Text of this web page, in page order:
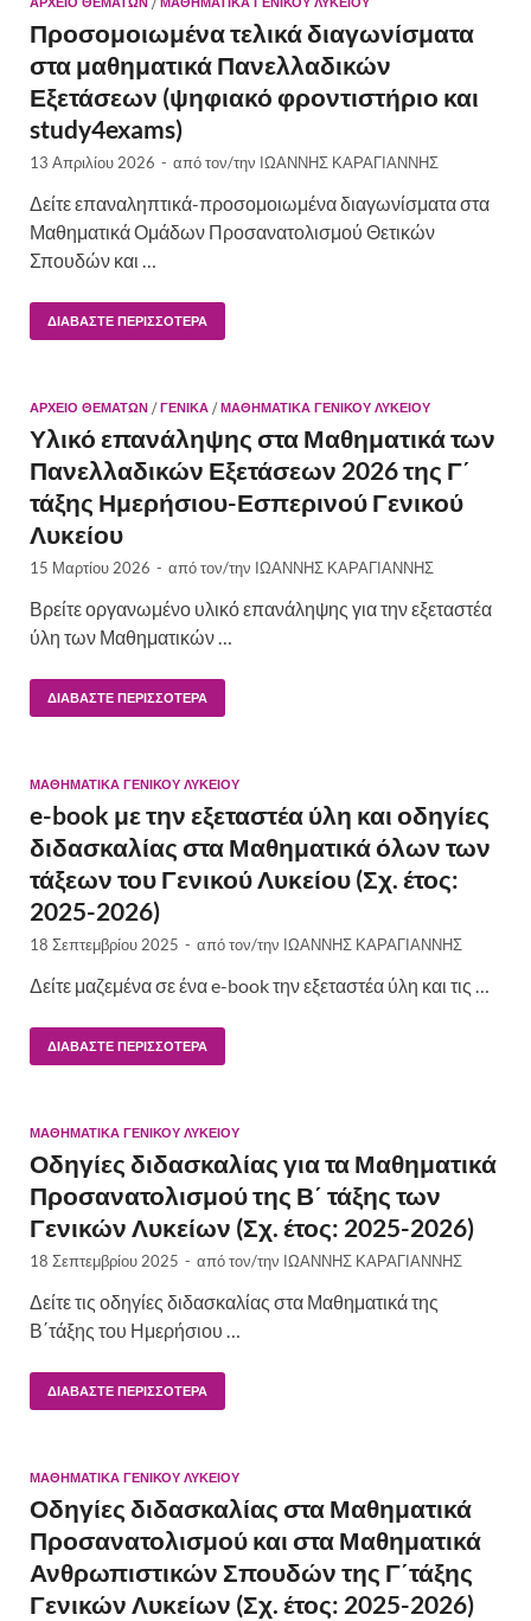
Προσομοιωμένα τελικά διαγωνίσματα
στα μαθηματικά Πανελλαδικών
Εξετάσεων (ψηφιακό φροντιστήριο και
study4exams)
13 Απριλίου 2026 - από τον/την ΙΩΑΝΝΗΣ ΚΑΡΑΓΙΑΝΝΗΣ
Δείτε επαναληπτικά-προσομοιωμένα διαγωνίσματα στα
Μαθηματικά Ομάδων Προσανατολισμού Θετικών
Σπουδών και …
ΔΙΑΒΆΣΤΕ ΠΕΡΙΣΣΌΤΕΡΑ
ΑΡΧΕΙΟ ΘΕΜΑΤΩΝ /ΓΕΝΙΚΆ /ΜΑΘΗΜΑΤΙΚΆ ΓΕΝΙΚΟΎ ΛΥΚΕΊΟΥ
Υλικό επανάληψης στα Μαθηματικά των
Πανελλαδικών Εξετάσεων 2026 της Γ΄
τάξης Ημερήσιου-Εσπερινού Γενικού
Λυκείου
15 Μαρτίου 2026 - από τον/την ΙΩΑΝΝΗΣ ΚΑΡΑΓΙΑΝΝΗΣ
Βρείτε οργανωμένο υλικό επανάληψης για την εξεταστέα
ύλη των Μαθηματικών …
ΔΙΑΒΆΣΤΕ ΠΕΡΙΣΣΌΤΕΡΑ
ΜΑΘΗΜΑΤΙΚΆ ΓΕΝΙΚΟΎ ΛΥΚΕΊΟΥ
e-book με την εξεταστέα ύλη και οδηγίες
διδασκαλίας στα Μαθηματικά όλων των
τάξεων του Γενικού Λυκείου (Σχ. έτος:
2025-2026)
18 Σεπτεμβρίου 2025 - από τον/την ΙΩΑΝΝΗΣ ΚΑΡΑΓΙΑΝΝΗΣ
Δείτε μαζεμένα σε ένα e-book την εξεταστέα ύλη και τις …
ΔΙΑΒΆΣΤΕ ΠΕΡΙΣΣΌΤΕΡΑ
ΜΑΘΗΜΑΤΙΚΆ ΓΕΝΙΚΟΎ ΛΥΚΕΊΟΥ
Οδηγίες διδασκαλίας για τα Μαθηματικά
Προσανατολισμού της Β΄ τάξης των
Γενικών Λυκείων (Σχ. έτος: 2025-2026)
18 Σεπτεμβρίου 2025 - από τον/την ΙΩΑΝΝΗΣ ΚΑΡΑΓΙΑΝΝΗΣ
Δείτε τις οδηγίες διδασκαλίας στα Μαθηματικά της
Β΄τάξης του Ημερήσιου …
ΔΙΑΒΆΣΤΕ ΠΕΡΙΣΣΌΤΕΡΑ
ΜΑΘΗΜΑΤΙΚΆ ΓΕΝΙΚΟΎ ΛΥΚΕΊΟΥ
Οδηγίες διδασκαλίας στα Μαθηματικά
Προσανατολισμού και στα Μαθηματικά
Ανθρωπιστικών Σπουδών της Γ΄τάξης
Γενικών Λυκείων (Σχ. έτος: 2025-2026)